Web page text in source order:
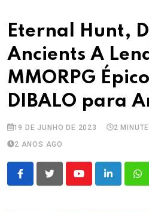
Eternal Hunt,
Ancients A
MMORPG
DIBALO para
19 DE JUNHO DE 2023 2
2 ANOS AGO
YoutubeLinkedIn